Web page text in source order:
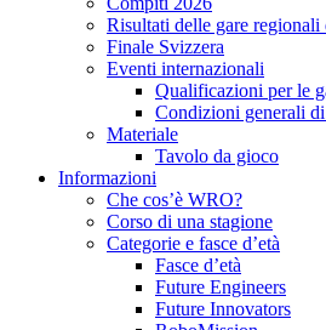
Risultati delle gare regionali
Finale Svizzera
Eventi internazionali
Qualificazioni per le
Condizioni generali
Materiale
Tavolo da gioco
Informazioni
Che cos’è WRO?
Corso di una stagione
Categorie e fasce d’età
Fasce d’età
Future Engineers
Future Innovators